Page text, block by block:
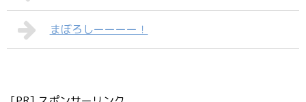
まぼろしーーーー！